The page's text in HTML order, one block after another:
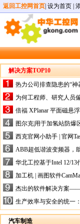
返回工控网首页 设为首页
解决方案TOP10
热力公司排查隐患的“神
IR手持式热像仪，高效
为何工程师、研究人员
X-HS系列热像仪？精准
关键
倍福 XPlanar 平面磁悬
统的创新应用
图尔克|用于加氢站防爆
式I/O解决方案
西克官网小助手 | 官网
任务选型）更新预告
ABB超低谐波变频器，
电气设备运行难题！
华北工控基于Intel 12/13
的ATX-6159嵌入式主板
机器人市场
加工机 | 画图软件
层整合的问题
杰出的软件解决方案
Turck Automation Suite）
生产效率与安全的统一
关于机器人技术传感器
的采访
汽车制造